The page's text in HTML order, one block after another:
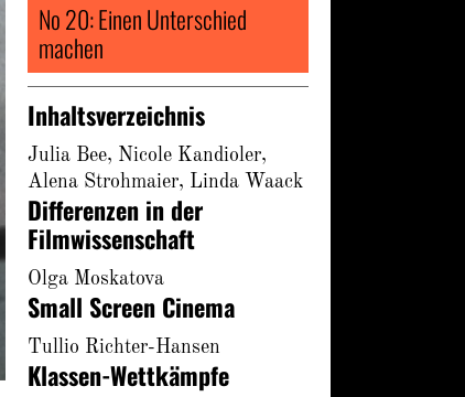
No 20: Einen Unterschied
machen
Inhaltsverzeichnis
Julia Bee, Nicole Kandioler,
Alena Strohmaier, Linda Waack
Differenzen in der
Filmwissenschaft
Olga Moskatova
Small Screen Cinema
Tullio Richter-Hansen
Klassen-Wettkämpfe